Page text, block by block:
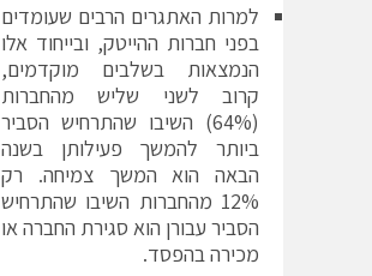
למרות האתגרים הרבים שעומדים
בפני חברות ההייטק, ובייחוד אלו
הנמצאות בשלבים מוקדמים,
קרוב לשני שליש מהחברות
(64%) השיבו שהתרחיש הסביר
ביותר להמשך פעילותן בשנה
הבאה הוא המשך צמיחה. רק
12% מהחברות השיבו שהתרחיש
הסביר עבורן הוא סגירת החברה או
מכירה בהפסד.